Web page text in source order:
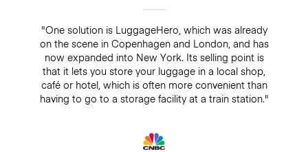
"One solution is LuggageHero, which was already
on the scene in Copenhagen and London, and has
now expanded into New York. Its selling point is
that it lets you store your luggage in a local shop,
café or hotel, which is often more convenient than
having to go to a storage facility at a train station."